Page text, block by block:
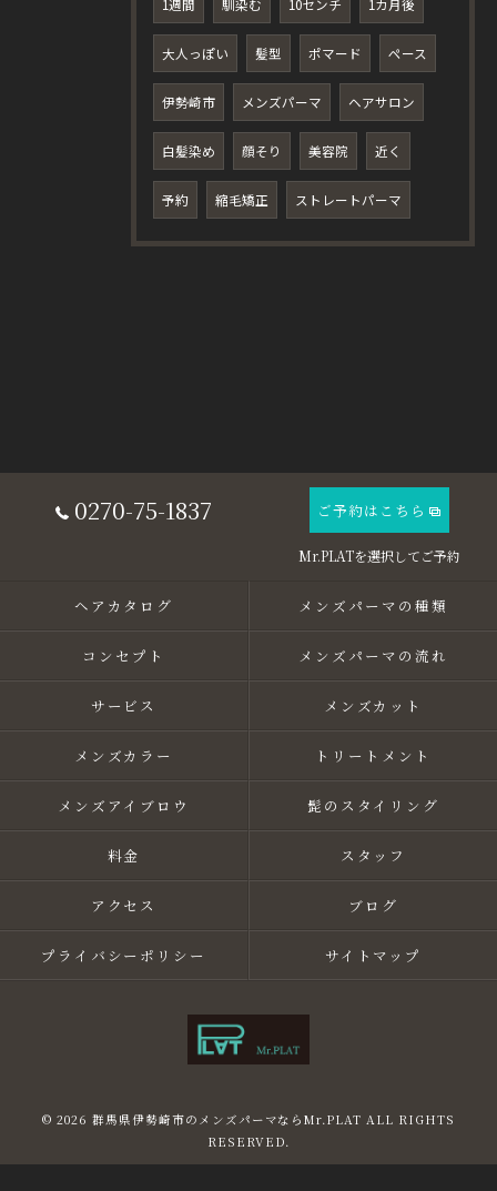
1週間 馴染む 10センチ 1カ月後
大人っぽい 髪型 ポマード ペース
伊勢崎市 メンズパーマ ヘアサロン
白髪染め 顔そり 美容院 近く
予約 縮毛矯正 ストレートパーマ
0270-75-1837 ご予約はこちら
ヘアカタログ メンズパーマの種類
コンセプト メンズパーマの流れ
サービス メンズカット
メンズカラー トリートメント
メンズアイブロウ 髭のスタイリング
料金 スタッフ
アクセス ブログ
プライバシーポリシー サイトマップ
© 2026 群馬県伊勢崎市のメンズパーマならMr.PLAT ALL RIGHTS
RESERVED.